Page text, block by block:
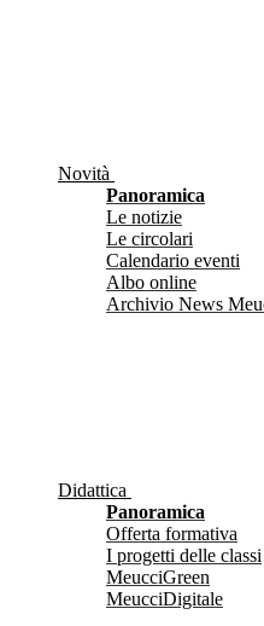
Novità
Panoramica
Le notizie
Le circolari
Calendario eventi
Albo online
Archivio News
Didattica
Panoramica
Offerta formativa
I progetti delle classi
MeucciGreen
MeucciDigitale